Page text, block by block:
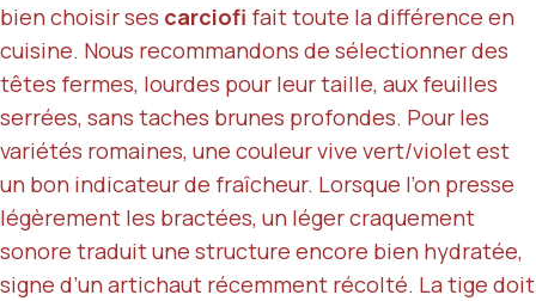
bien choisir ses carciofi fait toute la différence en
cuisine. Nous recommandons de sélectionner des
têtes fermes, lourdes pour leur taille, aux feuilles
serrées, sans taches brunes profondes. Pour les
variétés romaines, une couleur vive vert/violet est
un bon indicateur de fraîcheur. Lorsque l’on presse
légèrement les bractées, un léger craquement
sonore traduit une structure encore bien hydratée,
signe d’un artichaut récemment récolté. La tige doit